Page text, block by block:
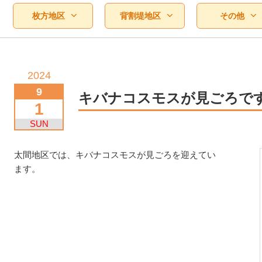
枚方地区 背割堤地区 その他
2024
9
1
SUN
キバナコスモスが見ごろで
太間地区では、キバナコスモスが見ごろを迎えてい
ます。